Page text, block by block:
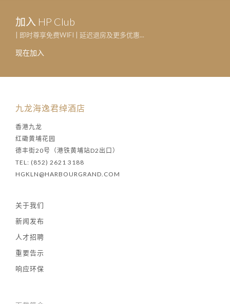
加入 HP Club
| 即时尊享免费WIFI | 延迟退房及更多优惠...
现在加入
九龙海逸君绰酒店
香港九龙
红磡黄埔花园
德丰街20号（港铁黄埔站D2出口）
TEL: (852) 2621 3188
HGKLN@HARBOURGRAND.COM
关于我们
新闻发布
人才招聘
重要告示
响应环保